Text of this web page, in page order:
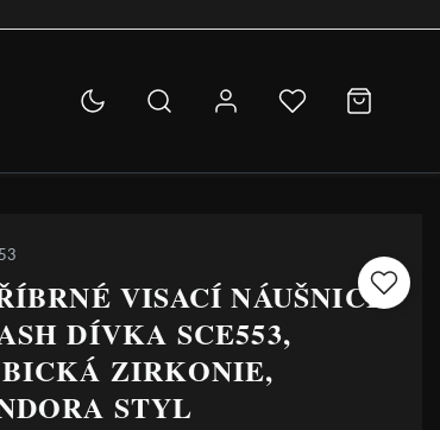
VISACÍ NÁUŠNICE
DÍVKA SCE553,
ZIRKONIE,
STYL